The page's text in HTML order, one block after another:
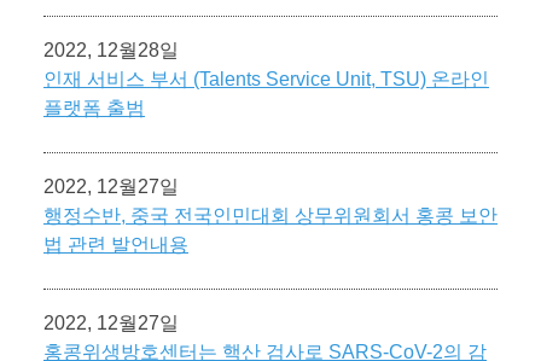
2022, 12월28일
인재 서비스 부서 (Talents Service Unit, TSU) 온라인
플랫폼 출범
2022, 12월27일
행정수반, 중국 전국인민대회 상무위원회서 홍콩 보안
법 관련 발언내용
2022, 12월27일
홍콩위생방호센터는 핵산 검사로 SARS-CoV-2의 감